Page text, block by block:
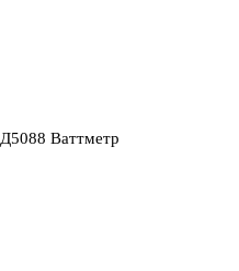
Д5088 Ваттметр